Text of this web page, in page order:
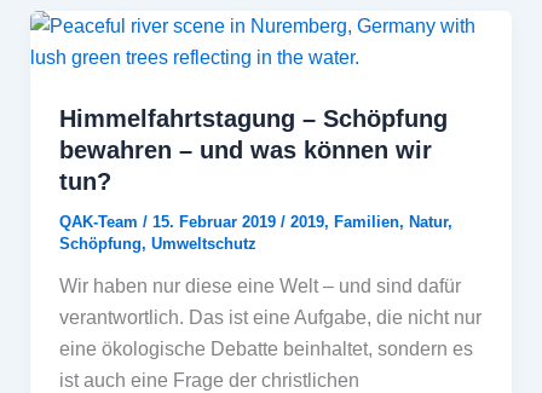
Himmelfahrtstagung – Schöpfung
bewahren – und was können wir
tun?
QAK-Team / 15. Februar 2019 / 2019, Familien, Natur,
Schöpfung, Umweltschutz
Wir haben nur diese eine Welt – und sind dafür
verantwortlich. Das ist eine Aufgabe, die nicht nur
eine ökologische Debatte beinhaltet, sondern es
ist auch eine Frage der christlichen